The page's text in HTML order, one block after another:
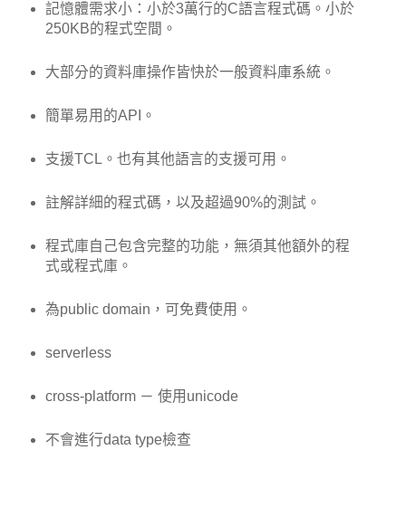
記憶體需求小：小於3萬行的C語言程式碼。小於
250KB的程式空間。
大部分的資料庫操作皆快於一般資料庫系統。
簡單易用的API。
支援TCL。也有其他語言的支援可用。
註解詳細的程式碼，以及超過90%的測試。
程式庫自己包含完整的功能，無須其他額外的程
式或程式庫。
為public domain，可免費使用。
serverless
cross-platform － 使用unicode
不會進行data type檢查